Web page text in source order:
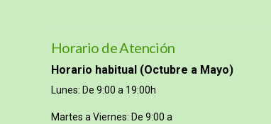
Horario de Atención
Horario habitual (Octubre a Mayo)
Lunes: De 9:00 a 19:00h
Martes a Viernes: De 9:00 a